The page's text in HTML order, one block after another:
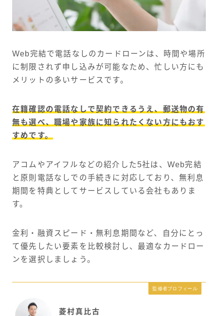
Web完結で電話なしのカードローンは、時間や場所
に制限されず申し込みが可能なため、忙しい方にも
メリットの多いサービスです。
在籍確認の電話なしで契約できるうえ、郵送物の有
無も選べ、職場や家族に知られたくない方にもおす
すめです。
アコムやアイフルなどの紹介した5社は、Web完結
と原則電話なしでの手続きに対応しており、無利息
期間を特典としてサービスしている会社もありま
す。
金利・融資スピード・無利息期間など、自分にとっ
て優先したい要素を比較検討し、最適なカードロー
ンを選択しましょう。
監修者プロフィール
菱村真比古